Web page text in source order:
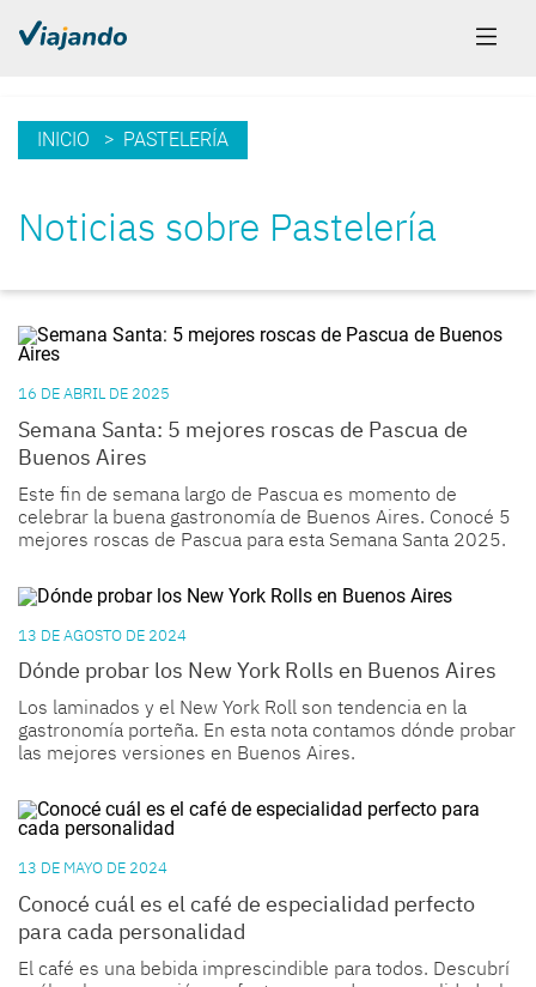
INICIO > PASTELERÍA
Noticias sobre Pastelería
16 DE ABRIL DE 2025
Semana Santa: 5 mejores roscas de Pascua de
Buenos Aires
Este fin de semana largo de Pascua es momento de
celebrar la buena gastronomía de Buenos Aires. Conocé 5
mejores roscas de Pascua para esta Semana Santa 2025.
13 DE AGOSTO DE 2024
Dónde probar los New York Rolls en Buenos Aires
Los laminados y el New York Roll son tendencia en la
gastronomía porteña. En esta nota contamos dónde probar
las mejores versiones en Buenos Aires.
13 DE MAYO DE 2024
Conocé cuál es el café de especialidad perfecto
para cada personalidad
El café es una bebida imprescindible para todos. Descubrí